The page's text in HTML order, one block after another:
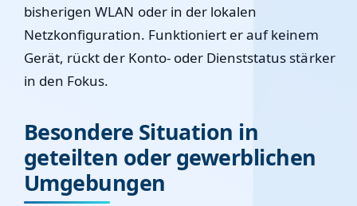
bisherigen WLAN oder in der lokalen
Netzkonfiguration. Funktioniert er auf keinem
Gerät, rückt der Konto- oder Dienststatus stärker
in den Fokus.
Besondere Situation in
geteilten oder gewerblichen
Umgebungen